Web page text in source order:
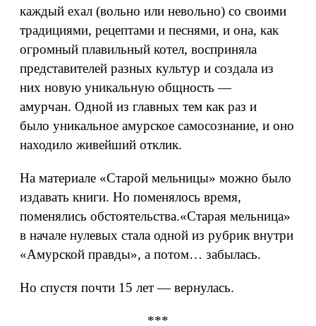
каждый ехал (вольно или невольно) со своими
традициями, рецептами и песнями, и она, как
огромный плавильный котел, восприняла
представителей разных культур и создала из
них новую уникальную общность —
амурчан. Одной из главных тем как раз и
было уникальное амурское самосознание, и оно
находило живейший отклик.
На материале «Старой мельницы» можно было
издавать книги. Но поменялось время,
поменялись обстоятельства.«Старая мельница»
в начале нулевых стала одной из рубрик внутри
«Амурской правды», а потом… забылась.
Но спустя почти 15 лет — вернулась.
***